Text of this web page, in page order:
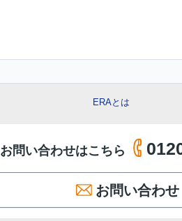
ERAとは
お問い合わせはこちら
お問い合わせ